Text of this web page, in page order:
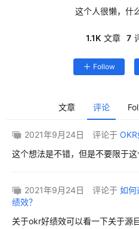
这个人很懒，什
1.1K 文章 7
Follow
文章 评论
2021年9月24日 评论于
这个想法是不错，但是不要限于
2021年9月24日 评论于 如何
绩效？
关于okr好绩效可以看一下关于源